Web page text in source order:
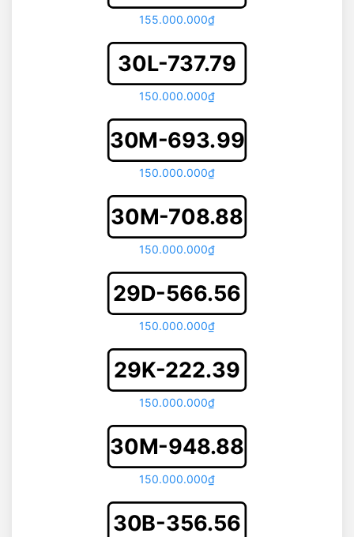
155.000.000₫
30L-737.79
150.000.000₫
30M-693.99
150.000.000₫
30M-708.88
150.000.000₫
29D-566.56
150.000.000₫
29K-222.39
150.000.000₫
30M-948.88
150.000.000₫
30B-356.56